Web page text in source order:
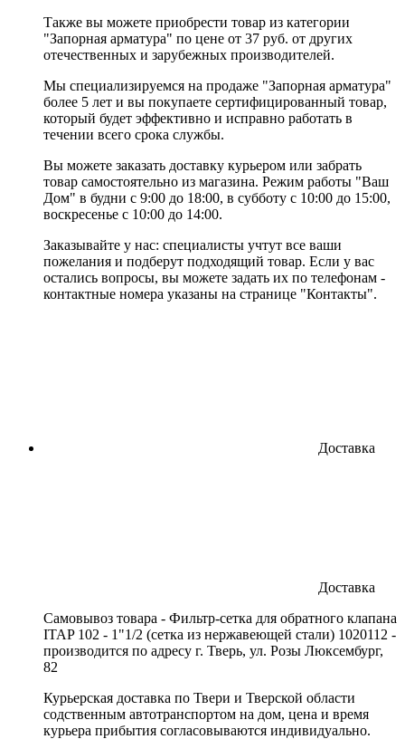
Также вы можете приобрести товар из категории
"Запорная арматура" по цене от 37 руб. от других
отечественных и зарубежных производителей.
Мы специализируемся на продаже "Запорная арматура"
более 5 лет и вы покупаете сертифицированный товар,
который будет эффективно и исправно работать в
течении всего срока службы.
Вы можете заказать доставку курьером или забрать
товар самостоятельно из магазина. Режим работы "Ваш
Дом" в будни с 9:00 до 18:00, в субботу с 10:00 до 15:00,
воскресенье с 10:00 до 14:00.
Заказывайте у нас: специалисты учтут все ваши
пожелания и подберут подходящий товар. Если у вас
остались вопросы, вы можете задать их по телефонам -
контактные номера указаны на странице "Контакты".
Доставка
Доставка
Cамовывоз товара - Фильтр-сетка для обратного клапана
ITAP 102 - 1"1/2 (сетка из нержавеющей стали) 1020112 -
производится по адресу г. Тверь, ул. Розы Люксембург,
82
Курьерская доставка по Твери и Тверской области
содственным автотранспортом на дом, цена и время
курьера прибытия согласовываются индивидуально.